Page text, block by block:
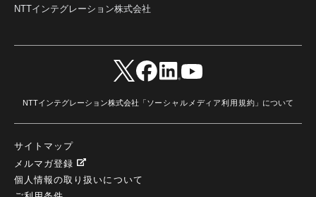
NTTインテグレーション株式会社
NTTインテグレーション株式会社「ソーシャルメディア利用規約 」について
サイトマップ
メルマガ登録
個人情報の取り扱いについて